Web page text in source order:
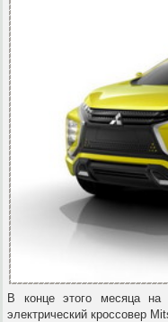
В конце этого месяца на
электрический кроссовер